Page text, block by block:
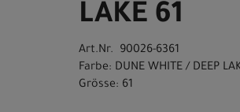
LAKE 61
Art.Nr. 90026-6361
Farbe: DUNE WHITE / DEEP
Grösse: 61